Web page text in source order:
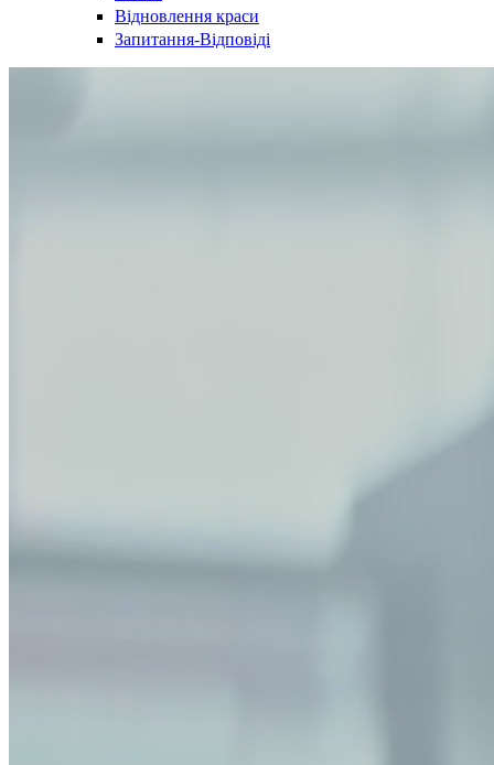
Відновлення краси
Запитання-Відповіді